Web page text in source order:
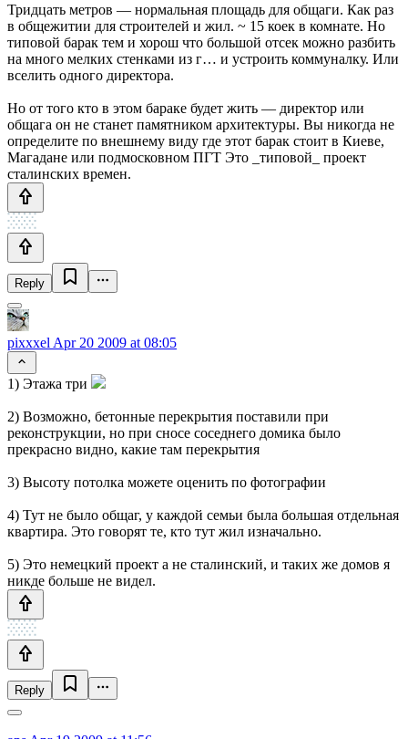
Тридцать метров — нормальная площадь для общаги. Как раз
в общежитии для строителей и жил. ~ 15 коек в комнате. Но
типовой барак тем и хорош что большой отсек можно разбить
на много мелких стенками из г… и устроить коммуналку. Или
вселить одного директора.
Но от того кто в этом бараке будет жить — директор или
общага он не станет памятником архитектуры. Вы никогда не
определите по внешнему виду где этот барак стоит в Киеве,
Магадане или подмосковном ПГТ Это _типовой_ проект
сталинских времен.
Reply
pixxxel Apr 20 2009 at 08:05
1) Этажа три
2) Возможно, бетонные перекрытия поставили при
реконструкции, но при сносе соседнего домика было
прекрасно видно, какие там перекрытия
3) Высоту потолка можете оценить по фотографии
4) Тут не было общаг, у каждой семьи была большая отдельная
квартира. Это говорят те, кто тут жил изначально.
5) Это немецкий проект а не сталинский, и таких же домов я
никде больше не видел.
Reply